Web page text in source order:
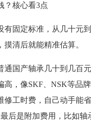
？核心看3点
有固定标准，从几十元
清后就能精准估算。
通国产轴承几十到几百
高，像SKF、NSK等品
修工时费，自己动手能
后是附加费用，比如